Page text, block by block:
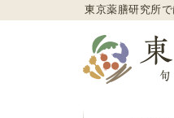
東京薬膳研究所